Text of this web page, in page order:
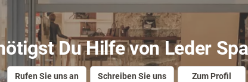
Du Hilfe von Leder
Rufen Sie uns an
Schreiben Sie uns
Zum Profil